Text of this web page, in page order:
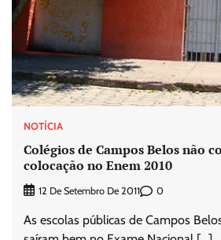
NOTÍCIA
Colégios de Campos Belos não
colocação no Enem 2010
12 De Setembro De 2011 0
As escolas públicas de Campos